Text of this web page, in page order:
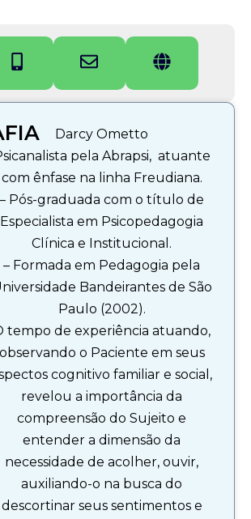
Darcy Ometto
pela Abrapsi, atuante
com ênfase na linha Freudiana.
– Pós-graduada com o título de
Especialista em Psicopedagogia
Clínica e Institucional.
– Formada em Pedagogia pela
Bandeirantes de São
Paulo (2002).
tempo de experiência atuando,
observando o Paciente em seus
cognitivo familiar e social,
revelou a importância da
compreensão do Sujeito e
entender a dimensão da
necessidade de acolher, ouvir,
auxiliando-o na busca do
descortinar seus sentimentos e